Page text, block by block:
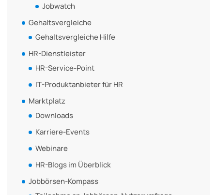
Jobwatch
Gehaltsvergleiche
Gehaltsvergleiche Hilfe
HR-Dienstleister
HR-Service-Point
IT-Produktanbieter für HR
Marktplatz
Downloads
Karriere-Events
Webinare
HR-Blogs im Überblick
Jobbörsen-Kompass